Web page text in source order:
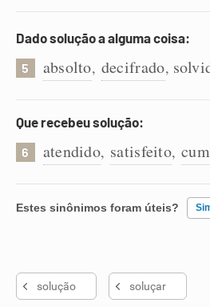
Dado solução a alguma coisa:
5 absolto, decifrado,
Que recebeu solução:
6 atendido, satisfeito,
Estes sinônimos foram úteis?
Nenhum dos sinônimos
solução soluçar